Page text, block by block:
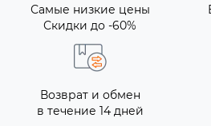
Самые низкие цены
Скидки до -60%
Возврат и обмен
в течение 14 дней